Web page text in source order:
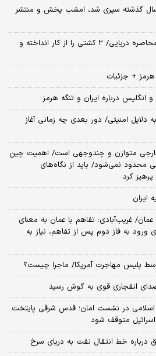
سال گذشته سپری شد، امشب پخش و منتشر
تازه‌ترین ادعای سنتکام درباره محاصره دریایی/ ۲ کشتی را از کار انداخته و
هرمز + جزئیات
انگلیس درباره ایران و تنگه هرمز
دلایل امنیتی/ دور بعدی چه زمانی آغاز
متوازن و چندوجهی است/ اهمیت چین
محدود نمی‌شود/ باید از نگاه‌های
پرهیز کرد
ایران
عمان/ غریب‌آبادی: تفاهم با عمان به معنای
به فاز دوم پس از تفاهم، نیاز به
پلیس مهاجرت آمریکا/ ماجرا چیست؟
انفجاری قوی به گوش رسید
و اسلامی در نشست امان؛ قدس شرقی پایتخت
متوقف شود
درباره خط انتقال نفت به دریای سرخ